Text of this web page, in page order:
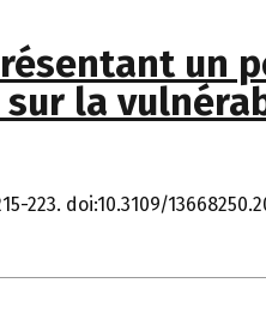
un
sur la
doi:10.3109/